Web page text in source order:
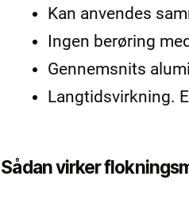
Kan anvendes
Ingen berøring
Gennemsnits
Langtidsvirkning.
Sådan virker